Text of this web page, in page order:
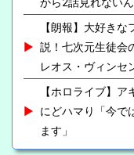
【朗報】大好き
説！七次元生徒
レオス・ヴィンセ
【ホロライブ】
にどハマり「今で
ます」